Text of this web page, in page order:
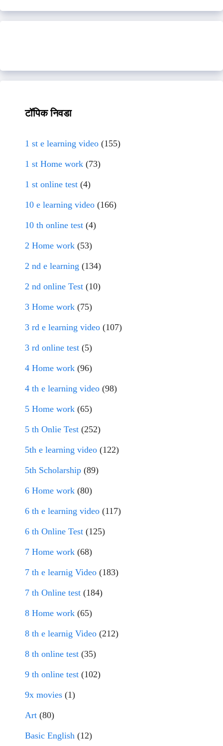
टॉपिक निवडा
1 st e learning video (155)
1 st Home work (73)
1 st online test (4)
10 e learning video (166)
10 th online test (4)
2 Home work (53)
2 nd e learning (134)
2 nd online Test (10)
3 Home work (75)
3 rd e learning video (107)
3 rd online test (5)
4 Home work (96)
4 th e learning video (98)
5 Home work (65)
5 th Onlie Test (252)
5th e learning video (122)
5th Scholarship (89)
6 Home work (80)
6 th e learning video (117)
6 th Online Test (125)
7 Home work (68)
7 th e learnig Video (183)
7 th Online test (184)
8 Home work (65)
8 th e learnig Video (212)
8 th online test (35)
9 th online test (102)
9x movies (1)
Art (80)
Basic English (12)